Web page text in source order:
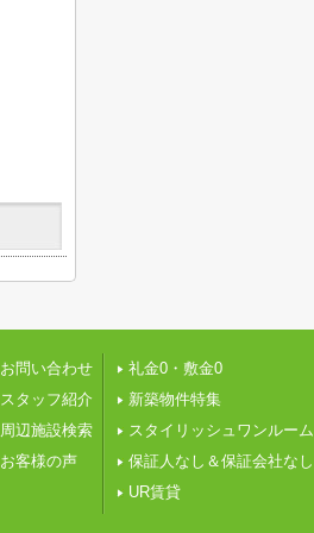
お問い合わせ
スタッフ紹介
周辺施設検索
お客様の声
礼金0・敷金0
新築物件特集
スタイリッシュワンルーム
保証人なし＆保証会社なし
UR賃貸